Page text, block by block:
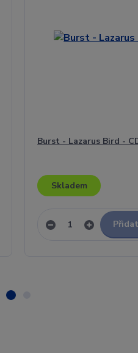
Burst - Lazarus Bird -
Skladem